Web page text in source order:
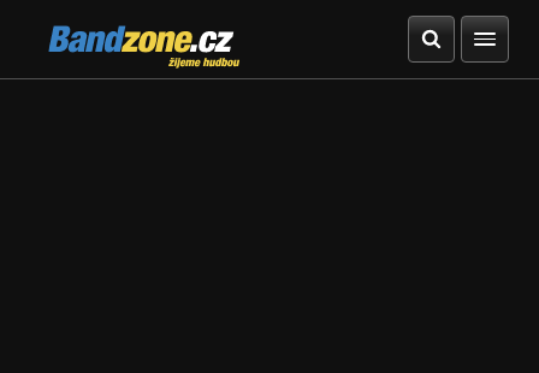
Bandzone.cz
žijeme hudbou